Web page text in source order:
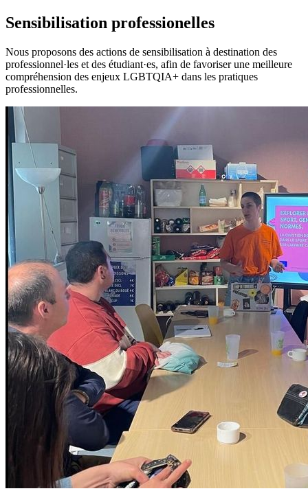
Sensibilisation professionelles
Nous proposons des actions de sensibilisation à destination des
professionnel·les et des étudiant·es, afin de favoriser une meilleure
compréhension des enjeux LGBTQIA+ dans les pratiques
professionnelles.